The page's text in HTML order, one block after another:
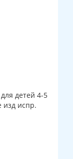
детей 4-5
изд испр.